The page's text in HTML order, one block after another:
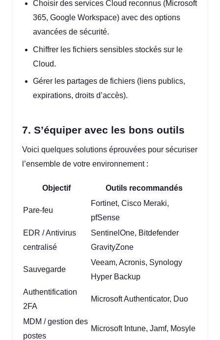
Choisir des services Cloud reconnus (Microsoft
365, Google Workspace) avec des options
avancées de sécurité.
Chiffrer les fichiers sensibles stockés sur le
Cloud.
Gérer les partages de fichiers (liens publics,
expirations, droits d’accès).
7. S’équiper avec les bons outils
Voici quelques solutions éprouvées pour sécuriser
l’ensemble de votre environnement :
Objectif Outils recommandés
Pare-feu
Fortinet, Cisco Meraki,
pfSense
EDR / Antivirus
centralisé
SentinelOne, Bitdefender
GravityZone
Sauvegarde
Veeam, Acronis, Synology
Hyper Backup
Authentification
2FA
Microsoft Authenticator, Duo
MDM / gestion des
postes
Microsoft Intune, Jamf, Mosyle